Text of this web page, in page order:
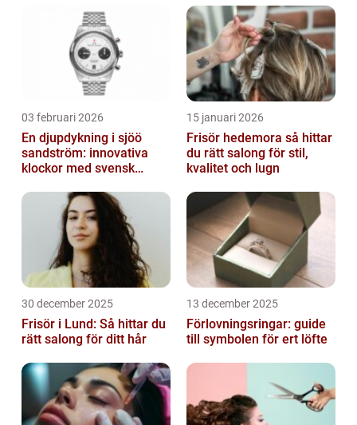
03 februari 2026
En djupdykning i sjöö
sandström: innovativa
klockor med svensk
15 januari 2026
Frisör hedemora så hittar
du rätt salong för stil,
kvalitet och lugn
30 december 2025
Frisör i Lund: Så hittar du
rätt salong för ditt hår
13 december 2025
Förlovningsringar: guide
till symbolen för ert löfte